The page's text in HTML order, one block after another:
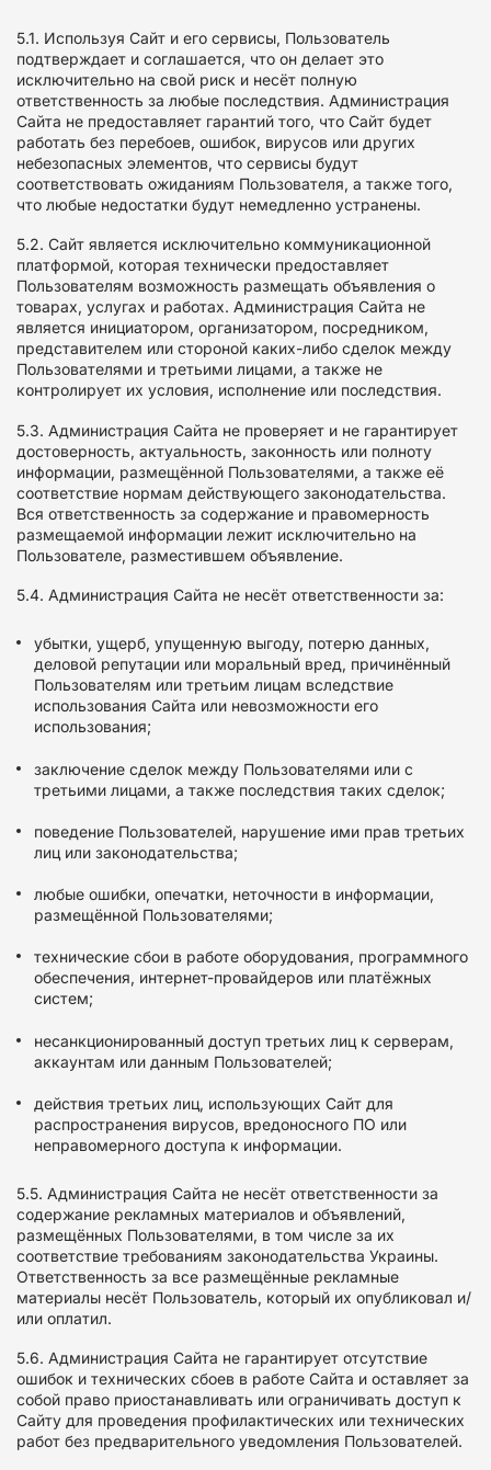
5.1. Используя Сайт и его сервисы, Пользователь
подтверждает и соглашается, что он делает это
исключительно на свой риск и несёт полную
ответственность за любые последствия. Администрация
Сайта не предоставляет гарантий того, что Сайт будет
работать без перебоев, ошибок, вирусов или других
небезопасных элементов, что сервисы будут
соответствовать ожиданиям Пользователя, а также того,
что любые недостатки будут немедленно устранены.
5.2. Сайт является исключительно коммуникационной
платформой, которая технически предоставляет
Пользователям возможность размещать объявления о
товарах, услугах и работах. Администрация Сайта не
является инициатором, организатором, посредником,
представителем или стороной каких-либо сделок между
Пользователями и третьими лицами, а также не
контролирует их условия, исполнение или последствия.
5.3. Администрация Сайта не проверяет и не гарантирует
достоверность, актуальность, законность или полноту
информации, размещённой Пользователями, а также её
соответствие нормам действующего законодательства.
Вся ответственность за содержание и правомерность
размещаемой информации лежит исключительно на
Пользователе, разместившем объявление.
5.4. Администрация Сайта не несёт ответственности за:
убытки, ущерб, упущенную выгоду, потерю данных,
деловой репутации или моральный вред, причинённый
Пользователям или третьим лицам вследствие
использования Сайта или невозможности его
использования;
заключение сделок между Пользователями или с
третьими лицами, а также последствия таких сделок;
поведение Пользователей, нарушение ими прав третьих
лиц или законодательства;
любые ошибки, опечатки, неточности в информации,
размещённой Пользователями;
технические сбои в работе оборудования, программного
обеспечения, интернет-провайдеров или платёжных
систем;
несанкционированный доступ третьих лиц к серверам,
аккаунтам или данным Пользователей;
действия третьих лиц, использующих Сайт для
распространения вирусов, вредоносного ПО или
неправомерного доступа к информации.
5.5. Администрация Сайта не несёт ответственности за
содержание рекламных материалов и объявлений,
размещённых Пользователями, в том числе за их
соответствие требованиям законодательства Украины.
Ответственность за все размещённые рекламные
материалы несёт Пользователь, который их опубликовал и/
или оплатил.
5.6. Администрация Сайта не гарантирует отсутствие
ошибок и технических сбоев в работе Сайта и оставляет за
собой право приостанавливать или ограничивать доступ к
Сайту для проведения профилактических или технических
работ без предварительного уведомления Пользователей.